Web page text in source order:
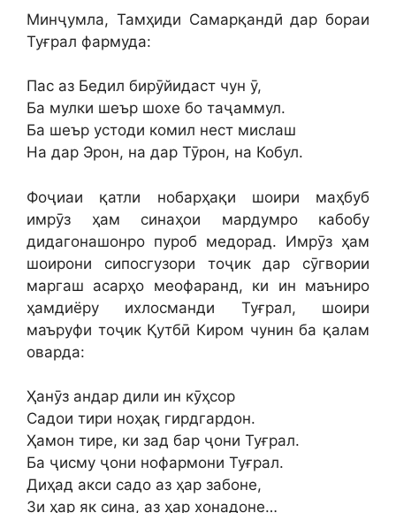
Минҷумла, Тамҳиди Самарқандӣ дар бораи
Туғрал фармуда:
Пас аз Бедил бирӯйидаст чун ӯ,
Ба мулки шеър шохе бо таҷаммул.
Ба шеър устоди комил нест мислаш
На дар Эрон, на дар Тӯрон, на Кобул.
Фоҷиаи қатли нобарҳақи шоири маҳбуб
имрӯз ҳам синаҳои мардумро кабобу
дидагонашонро пуроб медорад. Имрӯз ҳам
шоирони сипосгузори тоҷик дар сӯгвории
маргаш асарҳо меофаранд, ки ин маъниро
ҳамдиёру ихлосманди Туғрал, шоири
маъруфи тоҷик Қутбӣ Киром чунин ба қалам
оварда:
Ҳанӯз андар дили ин кӯҳсор
Садои тири ноҳақ гирдгардон.
Ҳамон тире, ки зад бар ҷони Туғрал.
Ба ҷисму ҷони нофармони Туғрал.
Диҳад акси садо аз ҳар забоне,
Зи ҳар як сина, аз ҳар хонадоне…